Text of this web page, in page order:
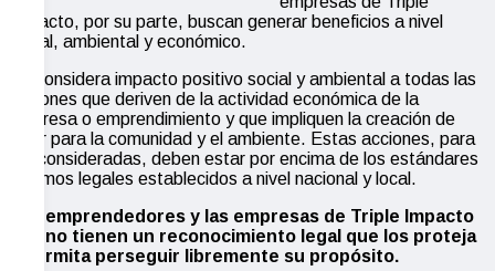
Impacto, por su parte, buscan generar beneficios a nivel
social, ambiental y económico.
Se considera impacto positivo social y ambiental a todas las
acciones que deriven de la actividad económica de la
empresa o emprendimiento y que impliquen la creación de
valor para la comunidad y el ambiente. Estas acciones, para
ser consideradas, deben estar por encima de los estándares
mínimos legales establecidos a nivel nacional y local.
Los emprendedores y las empresas de Triple Impacto
hoy no tienen un reconocimiento legal que los proteja
y permita perseguir libremente su propósito.